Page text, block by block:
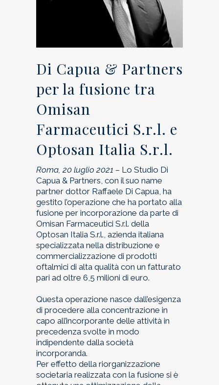
Di Capua & Partners
per la fusione tra
Omisan
Farmaceutici S.r.l. e
Optosan Italia S.r.l.
Roma, 20 luglio 2021 – Lo Studio Di
Capua & Partners, con il suo name
partner dottor Raffaele Di Capua, ha
gestito l’operazione che ha portato alla
fusione per incorporazione da parte di
Omisan Farmaceutici S.r.l. della
Optosan Italia S.r.l., azienda italiana
specializzata nella distribuzione e
commercializzazione di prodotti
oftalmici di alta qualità con un fatturato
pari ad oltre 6,5 milioni di euro.
Questa operazione nasce dall’esigenza
di procedere alla concentrazione in
capo all’incorporante delle attività in
precedenza svolte in modo
indipendente dalla società
incorporanda.
Per effetto della riorganizzazione
societaria realizzata con la fusione si è